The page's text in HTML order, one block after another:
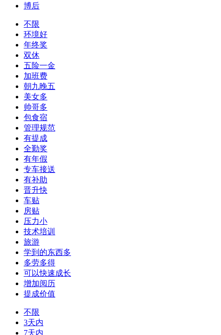
博后
不限
环境好
年终奖
双休
五险一金
加班费
朝九晚五
美女多
帅哥多
包食宿
管理规范
有提成
全勤奖
有年假
专车接送
有补助
晋升快
车贴
房贴
压力小
技术培训
旅游
学到的东西多
多劳多得
可以快速成长
增加阅历
提成价值
不限
3天内
7天内